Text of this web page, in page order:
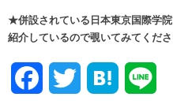
★併設されている日本東京国際学
紹介しているので覗いてみてくだ
FacebookTwitter